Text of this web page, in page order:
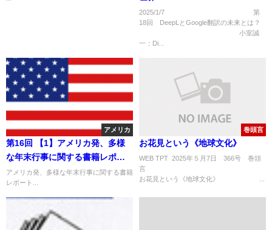
2025/1/7 第
18回 DeepLとGoogle翻訳の未来とは？
小室誠
一：Di...
アメリカ
第16回 【1】アメリカ発、多様
な年末行事に関する書籍レポー
ト
アメリカ発、多様な年末行事に関する書籍
レポート...
巻頭言
お花見という《地球文化》
WEB TPT 2025年５月7日 366号 巻頭
お花見という《地球文化》 ...